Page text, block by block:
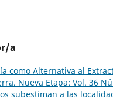
a
como Alternativa al
Nueva Etapa: Vol. 36
subestiman a las